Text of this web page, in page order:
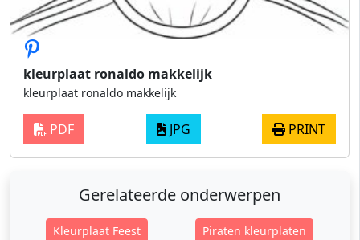
kleurplaat ronaldo makkelijk
kleurplaat ronaldo makkelijk
PDF JPG PRINT
Gerelateerde onderwerpen
Kleurplaat Feest
Piraten kleurplaten